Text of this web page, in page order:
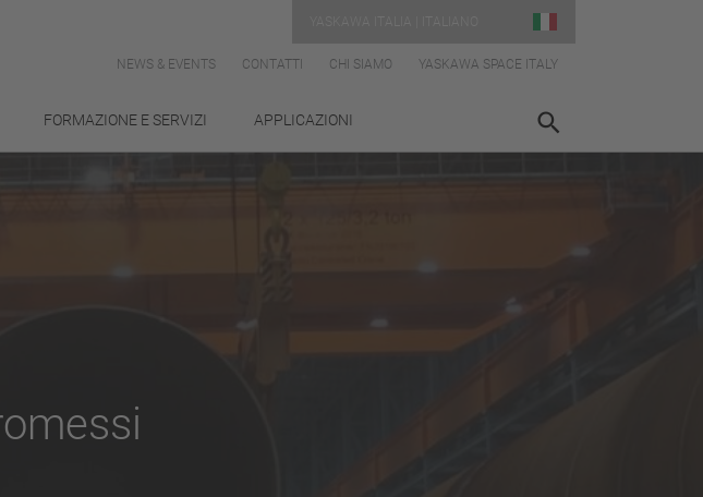
NEWS & EVENTS CONTATTI CHI SIAMO YASKAWA SPACE ITALY
FORMAZIONE E SERVIZI APPLICAZIONI